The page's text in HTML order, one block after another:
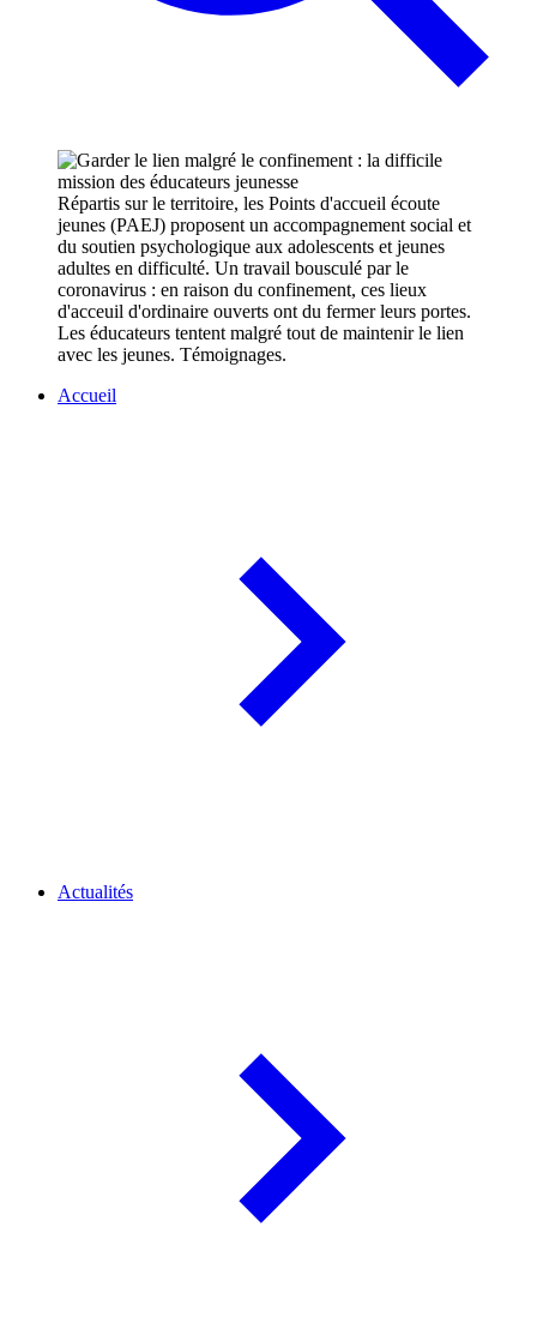
Répartis sur le territoire, les Points d'accueil écoute
jeunes (PAEJ) proposent un accompagnement social et
du soutien psychologique aux adolescents et jeunes
adultes en difficulté. Un travail bousculé par le
coronavirus : en raison du confinement, ces lieux
d'acceuil d'ordinaire ouverts ont du fermer leurs portes.
Les éducateurs tentent malgré tout de maintenir le lien
avec les jeunes. Témoignages.
Accueil
Actualités